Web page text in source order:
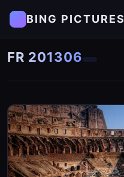
BING PICTURES
FR 201306